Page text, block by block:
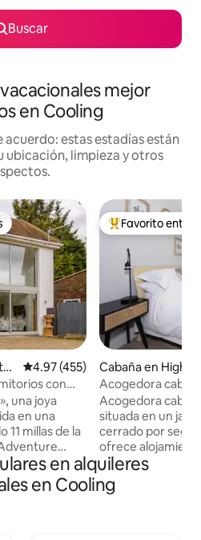
Buscar
mejor
en Cooling
acuerdo: estas estadías están
ubicación, limpieza y otros
Calificación promedio: 4.97 de
4.97 (455)
con
una joya
en una
11 millas de la
on-sea y a
entre
es el
Favorito entre
Favorito entre
Cabaña en High
Acogedora
Acogedora
situada en un
cerrado por
ofrece
baños con una
equipada. Patio al
sillas, zona de
en alquileres
en Cooling